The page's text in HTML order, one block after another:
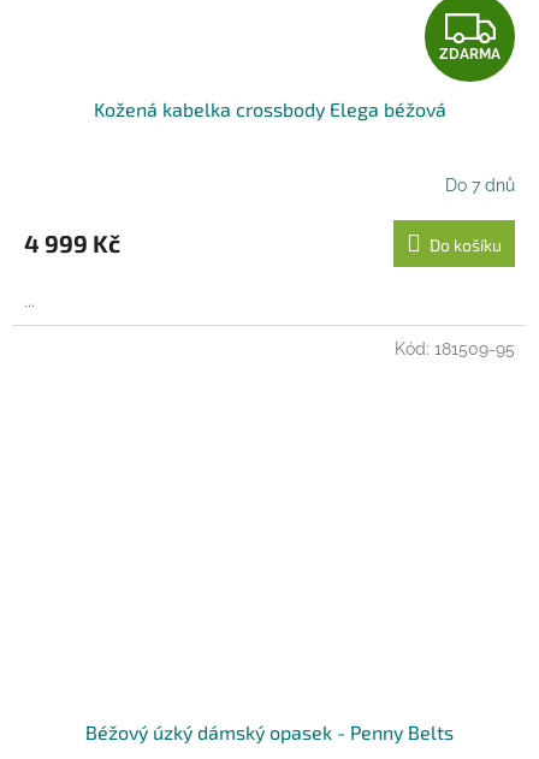
Z
D
R
M
A
ZDARMA
Kožená kabelka crossbody Elega béžová
Do 7 dnů
4 999 Kč Do košíku
...
Béžový úzký dámský opasek - Penny Belts
Kód: 181509-95